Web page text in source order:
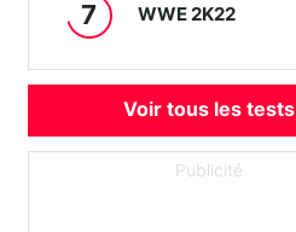
7 WWE 2K22
Voir tous les tests
Publicité